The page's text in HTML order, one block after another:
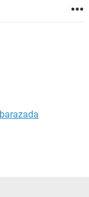
ayuda